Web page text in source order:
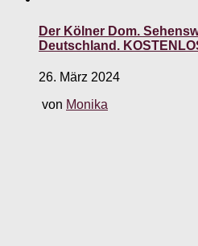
Der Kölner Dom.
Deutschland.
26. März 2024
von Monika